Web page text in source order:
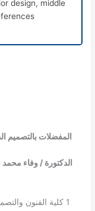
design, middle
المفضلات بالتصميم
الدكتورة / وفاء
1 كلية الفنون